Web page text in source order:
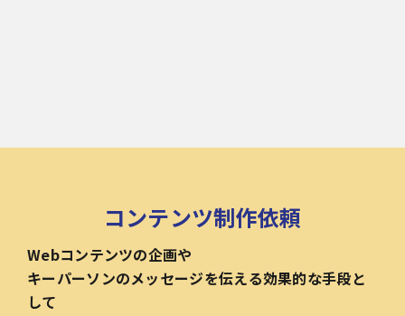
コンテンツ制作依頼
Webコンテンツの企画や
キーパーソンのメッセージを伝える効果的な手段と
して